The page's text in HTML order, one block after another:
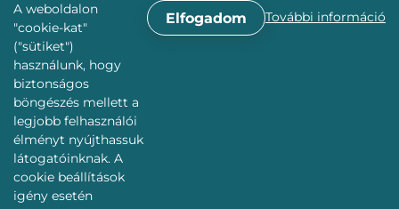
A weboldalon
"cookie-kat"
("sütiket")
használunk, hogy
biztonságos
böngészés mellett a
legjobb felhasználói
élményt nyújthassuk
látogatóinknak. A
cookie beállítások
igény esetén
Elfogadom További információ